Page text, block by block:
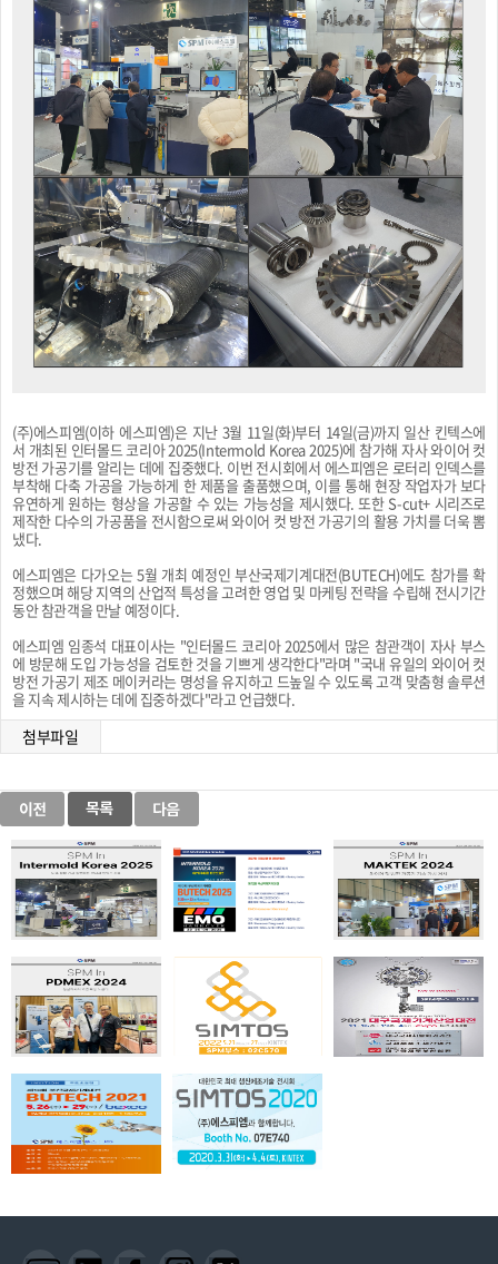
(주)에스피엠(이하 에스피엠)은 지난 3월 11일(화)부터 14일(금)까지 일산 킨텍스에
서 개최된 인터몰드 코리아 2025(Intermold Korea 2025)에 참가해 자사 와이어 컷
방전 가공기를 알리는 데에 집중했다. 이번 전시회에서 에스피엠은 로터리 인덱스를
부착해 다축 가공을 가능하게 한 제품을 출품했으며, 이를 통해 현장 작업자가 보다
유연하게 원하는 형상을 가공할 수 있는 가능성을 제시했다. 또한 S-cut+ 시리즈로
제작한 다수의 가공품을 전시함으로써 와이어 컷 방전 가공기의 활용 가치를 더욱 뽐
냈다.
에스피엠은 다가오는 5월 개최 예정인 부산국제기계대전(BUTECH)에도 참가를 확
정했으며 해당 지역의 산업적 특성을 고려한 영업 및 마케팅 전략을 수립해 전시기간
동안 참관객을 만날 예정이다.
에스피엠 임종석 대표이사는 "인터몰드 코리아 2025에서 많은 참관객이 자사 부스
에 방문해 도입 가능성을 검토한 것을 기쁘게 생각한다"라며 "국내 유일의 와이어 컷
방전 가공기 제조 메이커라는 명성을 유지하고 드높일 수 있도록 고객 맞춤형 솔루션
을 지속 제시하는 데에 집중하겠다"라고 언급했다.
첨부파일